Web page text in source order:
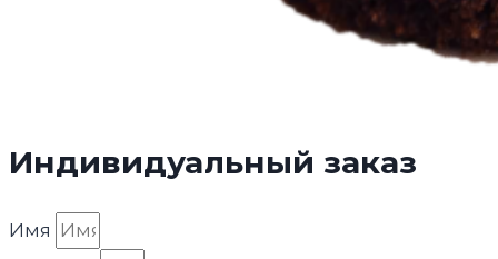
Индивидуальный заказ
Имя